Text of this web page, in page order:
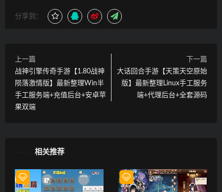
分享到：
上一篇
战神引擎传奇手游【1.80战神
陨落激情版】最新整理Win半
手工服务端+充值后台+安卓苹
果双端
下一篇
大话回合手游【天策天空原始
版】最新整理Linux手工服务
端+代理后台+全套源码
相关推荐